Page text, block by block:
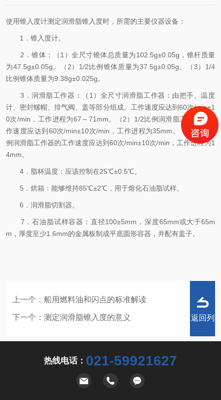
使用锥入度计测定润滑脂锥入度时，所需的主要仪器设备：
1．锥入度计。
2．锥体：（1）全尺寸锥体总质量为102.5g±0.05g，锥杆质量
为47.5g±0.05g。（2）1/2比例锥体质量为37.5g±0.05g。（3）1/4
比例锥体质量为9.38g±0.025g。
3．润滑脂工作器：（1）全尺寸润滑脂工作器：由把手、温度
计、密封螺帽、排气阀、盖等部分组成。工作速度应达到60次/min±1
0次/min，工作进程为67～71mm。（2）1/2比例润滑脂工作器的工
作速度应达到60次/min±10次/min，工作进程为35mm。（3）1/4比
例润滑脂工作器的工作速度应达到60次/min±10次/min，工作进程为1
4mm。
4．脂杯温度：应该控制在25℃±0.5℃。
5．烘箱：能够维持85℃±2℃，用于熔化石油脂试样。
6．润滑脂切割器。
7．石油脂试样容器：直径100±5mm，深度65mm或大于65m
m，厚度至少1.6mm的金属板制成平底圆形容器，并配有盖子。
上一个： 船用燃料油和闪点的标准解读
下一个： 测定润滑脂锥入度的意义 返回列
热线电话： 021-59921627